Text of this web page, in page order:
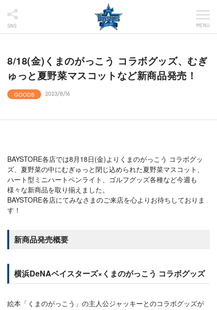
SNS MENU
8/18(金)くまのがっこう コラボグッズ、むぎ
ゅっと夏野菜マスコットなど新商品発売！
GOODS 2023/8/16
BAYSTORE各店では8月18日(金)よりくまのがっこう コラボグッ
ズ、夏野菜の中にむぎゅっと閉じ込められた夏野菜マスコット、
ハート型ミニハートペンライト、ゴルフグッズ各種など今週も
様々な新商品を取り揃えました。
BAYSTORE各店にてみなさまのご来店を心よりお待ちしておりま
す！
新商品発売概要
横浜DeNAベイスターズ×くまのがっこう コラボグッズ
絵本「くまのがっこう」の主人公ジャッキーとのコラボグッズが